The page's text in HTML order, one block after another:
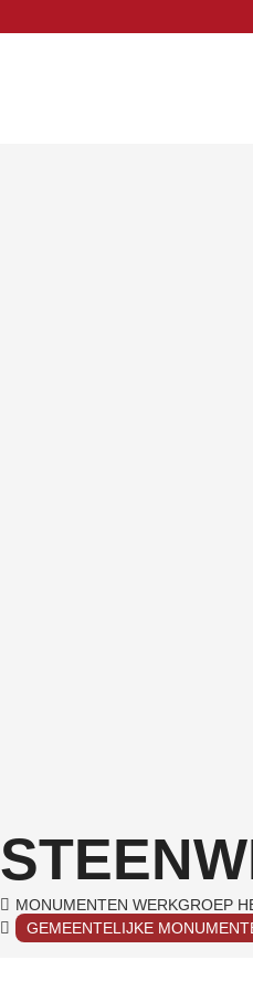
MONUMENTEN WERKGROEP
GEMEENTELIJKE